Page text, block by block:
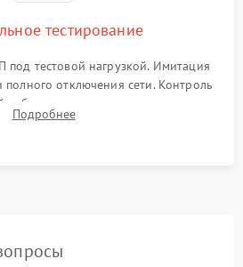
тестирование
тестовой нагрузкой. Имитация
отключения сети. Контроль
работы, температурного режима и
формы выходного сигнала.
Подробнее